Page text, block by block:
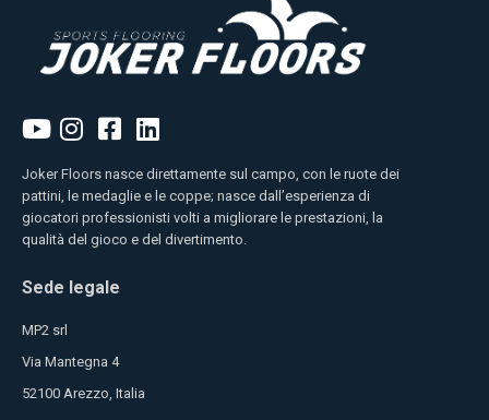
Joker Floors nasce direttamente sul campo, con le ruote dei
pattini, le medaglie e le coppe; nasce dall’esperienza di
giocatori professionisti volti a migliorare le prestazioni, la
qualità del gioco e del divertimento.
Sede legale
MP2 srl
Via Mantegna 4
52100 Arezzo, Italia